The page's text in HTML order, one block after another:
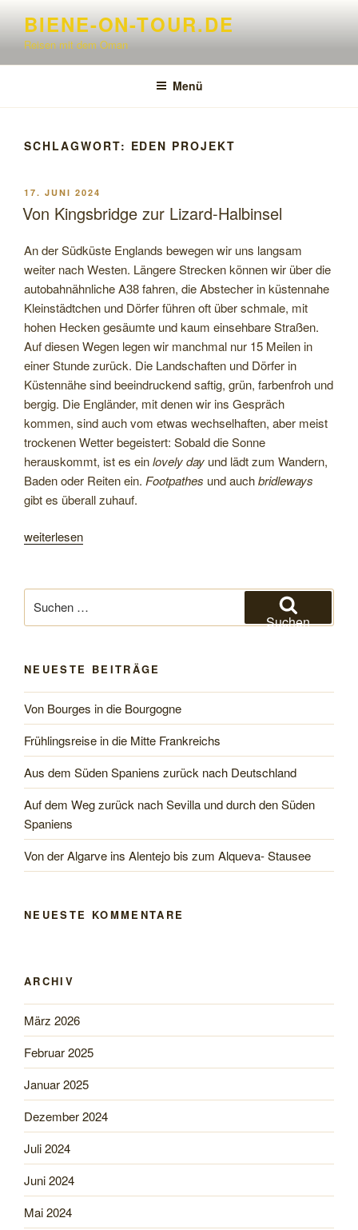
springen
BIENE-ON-TOUR.DE
Reisen mit dem Oman
Menü
SCHLAGWORT: EDEN PROJEKT
VERÖFFENTLICHT
AM
17. JUNI 2024
Von Kingsbridge zur Lizard-Halbinsel
An der Südküste Englands bewegen wir uns langsam
weiter nach Westen. Längere Strecken können wir über die
autobahnähnliche A38 fahren, die Abstecher in küstennahe
Kleinstädtchen und Dörfer führen oft über schmale, mit
hohen Hecken gesäumte und kaum einsehbare Straßen.
Auf diesen Wegen legen wir manchmal nur 15 Meilen in
einer Stunde zurück. Die Landschaften und Dörfer in
Küstennähe sind beeindruckend saftig, grün, farbenfroh und
bergig. Die Engländer, mit denen wir ins Gespräch
kommen, sind auch vom etwas wechselhaften, aber meist
trockenen Wetter begeistert: Sobald die Sonne
herauskommt, ist es einlovely day und lädt zum Wandern,
Baden oder Reiten ein. Footpathes und auchbridleways
gibt es überall zuhauf.
„Von
Lizard-
Halbinsel“
weiterlesen
nach:
Suchen
NEUESTE BEITRÄGE
Von Bourges in die Bourgogne
Frühlingsreise in die Mitte Frankreichs
Aus dem Süden Spaniens zurück nach Deutschland
Auf dem Weg zurück nach Sevilla und durch den Süden
Spaniens
Von der Algarve ins Alentejo bis zum Alqueva- Stausee
NEUESTE KOMMENTARE
ARCHIV
März 2026
Februar 2025
Januar 2025
Dezember 2024
Juli 2024
Juni 2024
Mai 2024